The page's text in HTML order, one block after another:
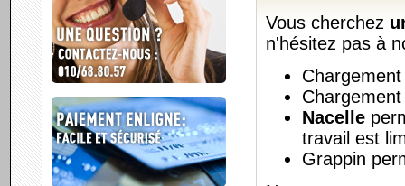
Vous cherchez
n'hésitez pas à
Nacelle
travail est
Grappin